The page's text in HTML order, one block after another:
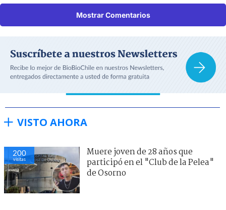
Mostrar Comentarios
VISTO AHORA
200
visitas
Muere joven de 28 años que
participó en el "Club de la Pelea"
de Osorno